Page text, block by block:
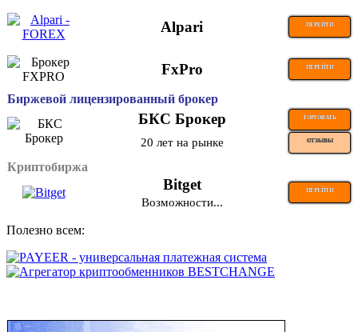
Alpari ПЕРЕЙТИ
FxPro ПЕРЕЙТИ
Биржевой лицензированный брокер
БКС Брокер ТОРГОВАТЬ
20 лет на рынке ОТЗЫВЫ
Криптобиржа
Bitget ПЕРЕЙТИ
Возможности...
Полезно всем: